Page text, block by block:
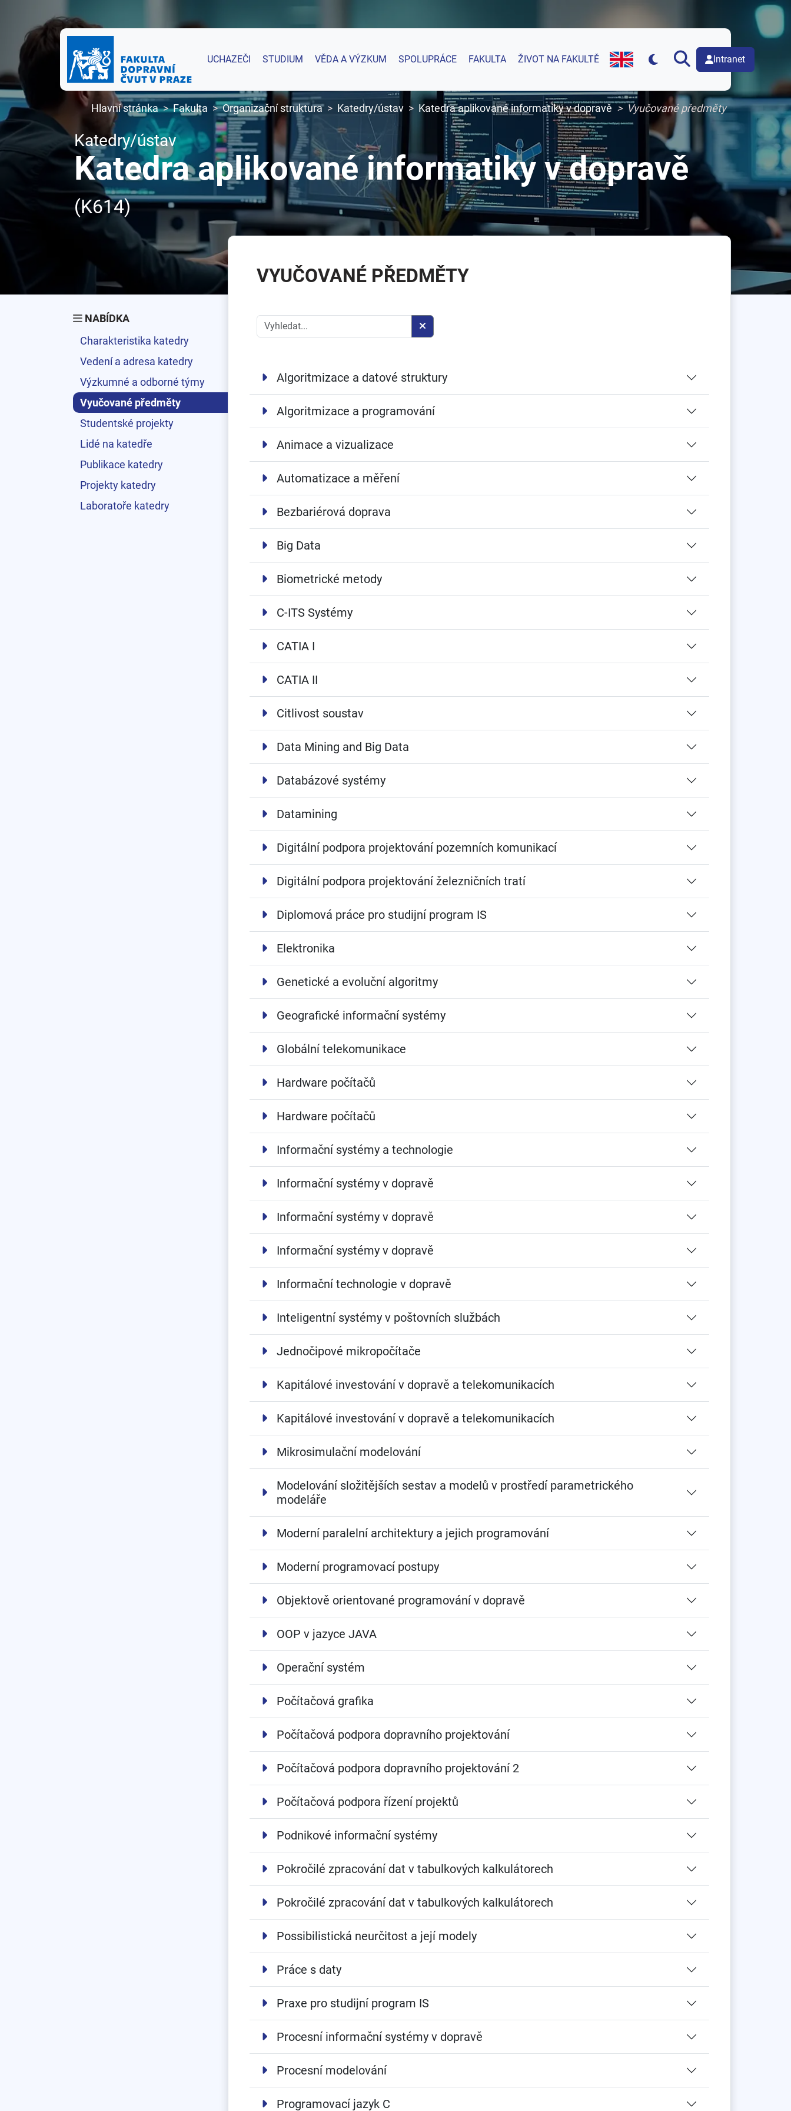
UCHAZEČI STUDIUM VĚDA A VÝZKUM SPOLUPRÁCE FAKULTA ŽIVOT NA FAKULTĚ
English version of web page
Intranet
Hlavní stránka Fakulta Organizační struktura Katedry/ústav Katedra aplikované informatiky v dopravě Vyučované předměty
Katedry/ústav
Katedra aplikované informatiky v dopravě
(K614)
NABÍDKA
Charakteristika katedry
Vedení a adresa katedry
Výzkumné a odborné týmy
Vyučované předměty
Studentské projekty
Lidé na katedře
Publikace katedry
Projekty katedry
Laboratoře katedry
VYUČOVANÉ PŘEDMĚTY
Algoritmizace a datové struktury
Algoritmizace a programování
Animace a vizualizace
Automatizace a měření
Bezbariérová doprava
Big Data
Biometrické metody
C-ITS Systémy
CATIA I
CATIA II
Citlivost soustav
Data Mining and Big Data
Databázové systémy
Datamining
Digitální podpora projektování pozemních komunikací
Digitální podpora projektování železničních tratí
Diplomová práce pro studijní program IS
Elektronika
Genetické a evoluční algoritmy
Geografické informační systémy
Globální telekomunikace
Hardware počítačů
Hardware počítačů
Informační systémy a technologie
Informační systémy v dopravě
Informační systémy v dopravě
Informační systémy v dopravě
Informační technologie v dopravě
Inteligentní systémy v poštovních službách
Jednočipové mikropočítače
Kapitálové investování v dopravě a telekomunikacích
Kapitálové investování v dopravě a telekomunikacích
Mikrosimulační modelování
Modelování složitějších sestav a modelů v prostředí parametrického
modeláře
Moderní paralelní architektury a jejich programování
Moderní programovací postupy
Objektově orientované programování v dopravě
OOP v jazyce JAVA
Operační systém
Počítačová grafika
Počítačová podpora dopravního projektování
Počítačová podpora dopravního projektování 2
Počítačová podpora řízení projektů
Podnikové informační systémy
Pokročilé zpracování dat v tabulkových kalkulátorech
Pokročilé zpracování dat v tabulkových kalkulátorech
Possibilistická neurčitost a její modely
Práce s daty
Praxe pro studijní program IS
Procesní informační systémy v dopravě
Procesní modelování
Programovací jazyk C